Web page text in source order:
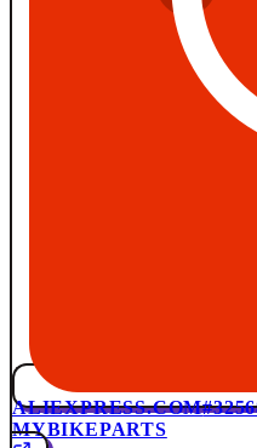
ALIEXPRESS.COM
MYBIKEPARTS